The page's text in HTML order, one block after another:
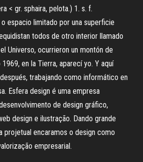
< gr. sphaira, pelota.) 1. s. f.
o espacio limitado por una superficie
todos de otro interior llamado
Universo, ocurrieron un montón de
en la Tierra, aparecí yo. Y aquí
trabajando como informático en
Esfera design é uma empresa
de design gráfico,
design e ilustração. Dando grande
projetual encaramos o design como
empresarial.